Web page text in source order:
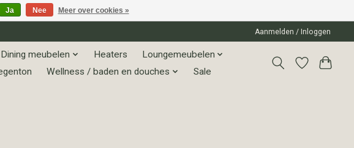
Aanmelden / Inloggen
Dining meubelen Heaters
Loungemeubelen
Wellness / baden en douches Sale
Ja Nee Meer over cookies »